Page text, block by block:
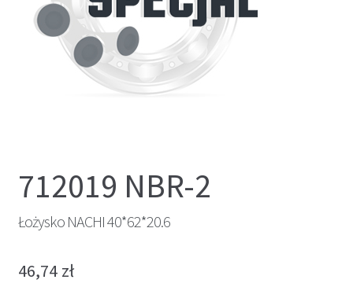
712019 NBR-2
Łożysko NACHI 40*62*20.6
46,74 zł